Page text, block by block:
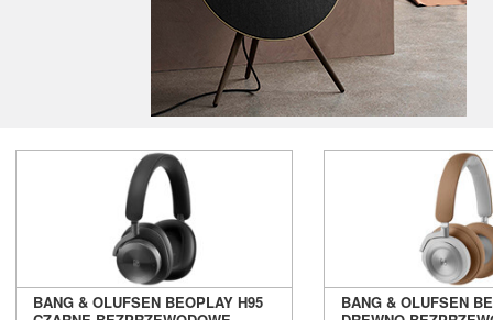
Graham Audio
Hana
Harbeth
BANG & OLUFSEN BEOPLAY H95
BANG & OLUFSEN